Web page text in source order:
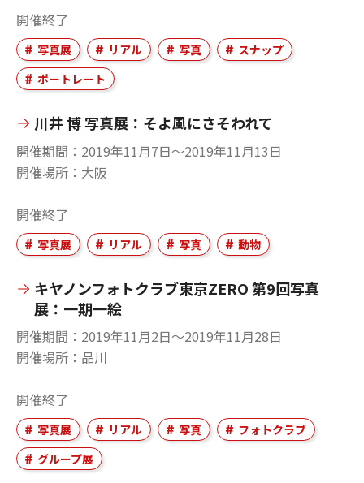
開催終了
写真展 リアル 写真
スナップ
ポートレート
川井 博 写真展：そよ風にさそわれて
開催期間
2019年11月7日〜2019年11月13日
開催場所
大阪
開催終了
写真展 リアル 写真 動物
キヤノンフォトクラブ東京ZERO 第9回写真
展：一期一絵
開催期間
2019年11月2日〜2019年11月28日
開催場所
品川
開催終了
写真展 リアル 写真
フォトクラブ
グループ展